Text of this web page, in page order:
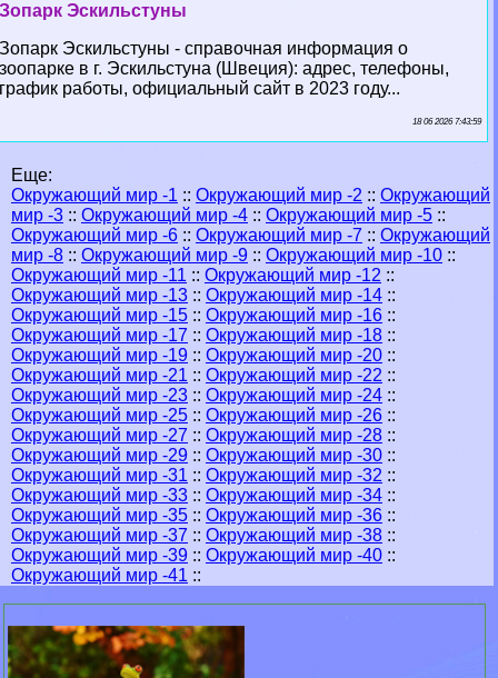
Зопарк Эскильстуны
Зопарк Эскильстуны - справочная информация о
зоопарке в г. Эскильстуна (Швеция): адрес, телефоны,
график работы, официальный сайт в 2023 году...
18 06 2026 7:43:59
Еще:
Окружающий мир -1 :: Окружающий мир -2 :: Окружающий
мир -3 :: Окружающий мир -4 :: Окружающий мир -5 ::
Окружающий мир -6 :: Окружающий мир -7 :: Окружающий
мир -8 :: Окружающий мир -9 :: Окружающий мир -10 ::
Окружающий мир -11 :: Окружающий мир -12 ::
Окружающий мир -13 :: Окружающий мир -14 ::
Окружающий мир -15 :: Окружающий мир -16 ::
Окружающий мир -17 :: Окружающий мир -18 ::
Окружающий мир -19 :: Окружающий мир -20 ::
Окружающий мир -21 :: Окружающий мир -22 ::
Окружающий мир -23 :: Окружающий мир -24 ::
Окружающий мир -25 :: Окружающий мир -26 ::
Окружающий мир -27 :: Окружающий мир -28 ::
Окружающий мир -29 :: Окружающий мир -30 ::
Окружающий мир -31 :: Окружающий мир -32 ::
Окружающий мир -33 :: Окружающий мир -34 ::
Окружающий мир -35 :: Окружающий мир -36 ::
Окружающий мир -37 :: Окружающий мир -38 ::
Окружающий мир -39 :: Окружающий мир -40 ::
Окружающий мир -41 ::